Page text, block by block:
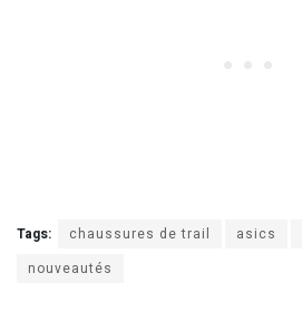
Tags: chaussures de trail asics
nouveautés